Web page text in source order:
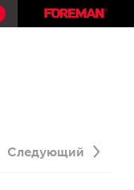
Следующий